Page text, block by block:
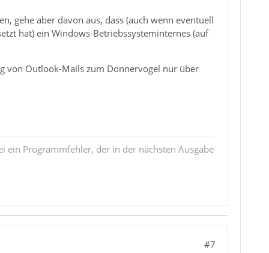
gehe aber davon aus, dass (auch wenn eventuell
hat) ein Windows-Betriebssysteminternes (auf
von Outlook-Mails zum Donnervogel nur über
ein Programmfehler, der in der nächsten Ausgabe
#7